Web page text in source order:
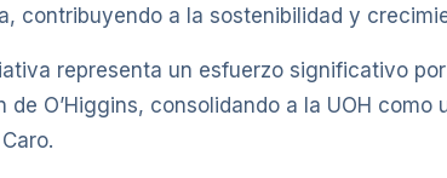
contribuyendo a la sostenibilidad y
representa un esfuerzo significativo
de O’Higgins, consolidando a la UOH